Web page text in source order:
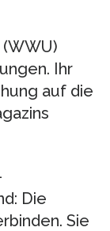
Ihr
auf die
Die
Sie